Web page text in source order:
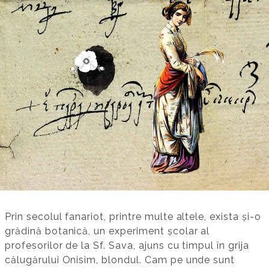
Prin secolul fanariot, printre multe altele, exista și-o
grădină botanică, un experiment școlar al
profesorilor de la Sf. Sava, ajuns cu timpul în grija
călugărului Onisim, blondul. Cam pe unde sunt